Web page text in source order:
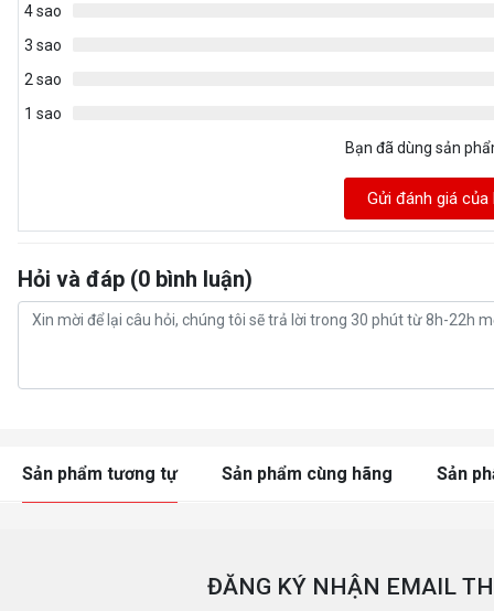
4 sao
3 sao
2 sao
1 sao
Bạn đã dùng sản
Gửi đánh giá của
Hỏi và đáp (0 bình luận)
Sản phẩm tương tự Sản phẩm cùng hãng Sản
ĐĂNG KÝ NHẬN EMAIL